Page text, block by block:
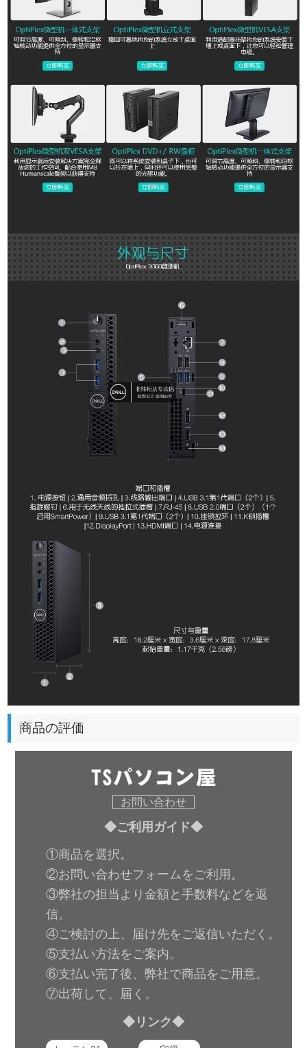
商品の評価
お問い合わせ
◆ご利用ガイド◆
①商品を選択。
②お問い合わせフォームをご利用。
③弊社の担当より金額と手数料などを返
信。
④ご検討の上、届け先をご返信いただく。
⑤支払い方法をご案内。
⑥支払い完了後、弊社で商品をご用意。
⑦出荷して、届く。
◆リンク◆